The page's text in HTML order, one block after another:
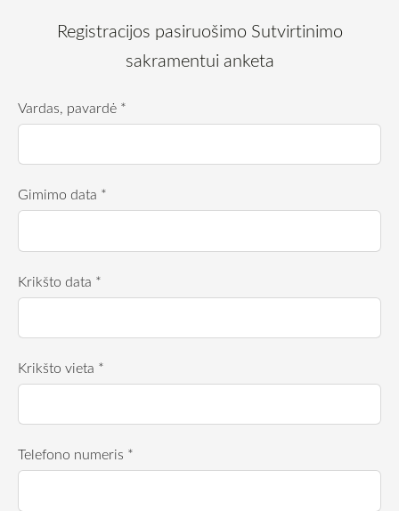
Registracijos pasiruošimo Sutvirtinimo
sakramentui anketa
Vardas, pavardė *
Gimimo data *
Krikšto data *
Krikšto vieta *
Telefono numeris *